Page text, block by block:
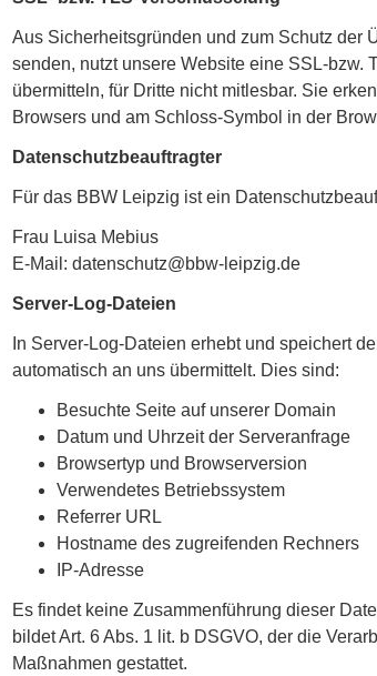
Aus Sicherheitsgründen und zum Schutz der
senden, nutzt unsere Website eine SSL-bzw.
übermitteln, für Dritte nicht mitlesbar. Sie
Browsers und am Schloss-Symbol in der
Datenschutzbeauftragter
Für das BBW Leipzig ist ein
Frau Luisa Mebius
E-Mail: datenschutz@bbw-leipzig.de
Server-Log-Dateien
In Server-Log-Dateien erhebt und speichert
automatisch an uns übermittelt. Dies sind:
Besuchte Seite auf unserer Domain
Datum und Uhrzeit der Serveranfrage
Browsertyp und Browserversion
Verwendetes Betriebssystem
Referrer URL
Hostname des zugreifenden Rechners
IP-Adresse
Es findet keine Zusammenführung dieser
bildet Art. 6 Abs. 1 lit. b DSGVO, der die
Maßnahmen gestattet.